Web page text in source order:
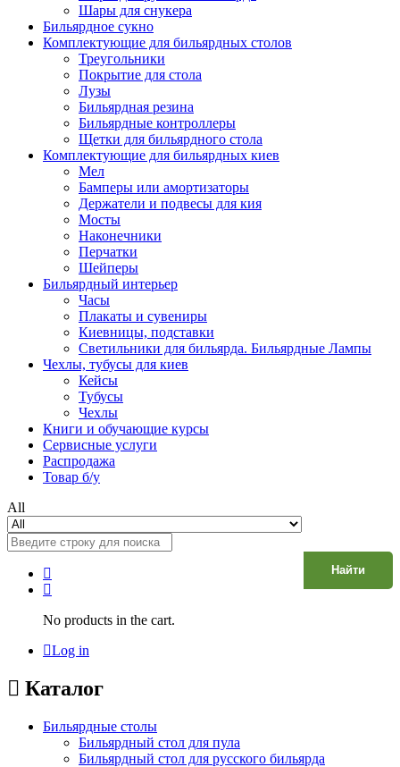
Шары для снукера
Бильярдное сукно
Комплектующие для бильярдных столов
Треугольники
Покрытие для стола
Лузы
Бильярдная резина
Бильярдные контроллеры
Щетки для бильярдного стола
Комплектующие для бильярдных киев
Мел
Бамперы или амортизаторы
Держатели и подвесы для кия
Мосты
Наконечники
Перчатки
Шейперы
Бильярдный интерьер
Часы
Плакаты и сувениры
Киевницы, подставки
Светильники для бильярда. Бильярдные Лампы
Чехлы, тубусы для киев
Кейсы
Тубусы
Чехлы
Книги и обучающие курсы
Сервисные услуги
Распродажа
Товар б/у
All
Найти
No products in the cart.
Log in
Каталог
Бильярдные столы
Бильярдный стол для пула
Бильярдный стол для русского бильярда